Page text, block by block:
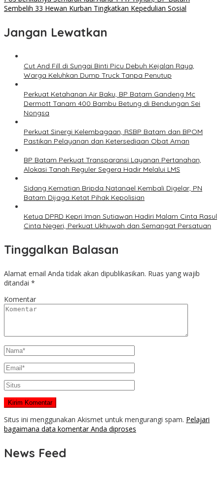
Sembelih 33 Hewan Kurban Tingkatkan Kepedulian Sosial
Jangan Lewatkan
Cut And Fill di Sungai Binti Picu Debuh Kejalan Raya,
Warga Keluhkan Dump Truck Tanpa Penutup
Perkuat Ketahanan Air Baku, BP Batam Gandeng Mc
Dermott Tanam 400 Bambu Betung di Bendungan Sei
Nongsa
Perkuat Sinergi Kelembagaan, RSBP Batam dan BPOM
Pastikan Pelayanan dan Ketersediaan Obat Aman
BP Batam Perkuat Transparansi Layanan Pertanahan,
Alokasi Tanah Reguler Segera Hadir Melalui LMS
Sidang Kematian Bripda Natanael Kembali Digelar, PN
Batam Dijaga Ketat Pihak Kepolisian
Ketua DPRD Kepri Iman Sutiawan Hadiri Malam Cinta Rasul
Cinta Negeri, Perkuat Ukhuwah dan Semangat Persatuan
Tinggalkan Balasan
Alamat email Anda tidak akan dipublikasikan. Ruas yang wajib
ditandai *
Komentar
Situs ini menggunakan Akismet untuk mengurangi spam. Pelajari
bagaimana data komentar Anda diproses
News Feed